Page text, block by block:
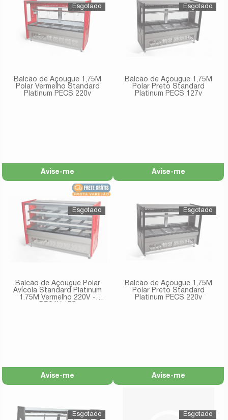
Balcão de Açougue 1,75M
Polar Vermelho Standard
Platinum PECS 220v
Avise-me
Balcão de Açougue 1,75M
Polar Preto Standard
Platinum PECS 127v
Avise-me
Balcão de Açougue Polar
Avícola Standard Platinum
1.75M Vermelho 220V -
Avise-me
Balcão de Açougue 1,75M
Polar Preto Standard
Platinum PECS 220v
Avise-me